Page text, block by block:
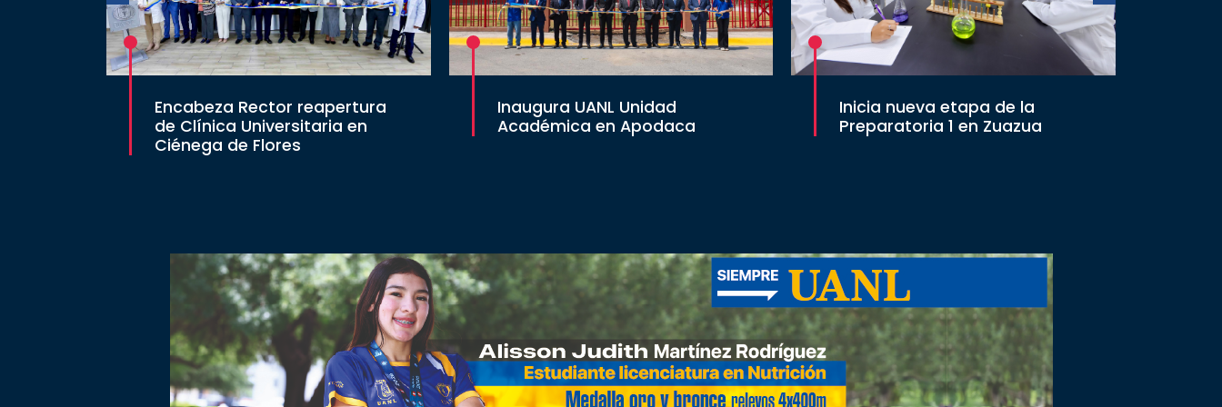
Encabeza Rector reapertura
de Clínica Universitaria en
Ciénega de Flores
Inaugura UANL Unidad
Académica en Apodaca
Inicia nueva etapa de la
Preparatoria 1 en Zuazua